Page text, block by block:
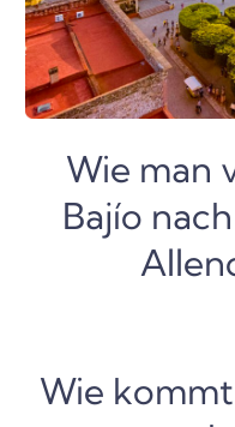
Wie man
Bajío
Wie